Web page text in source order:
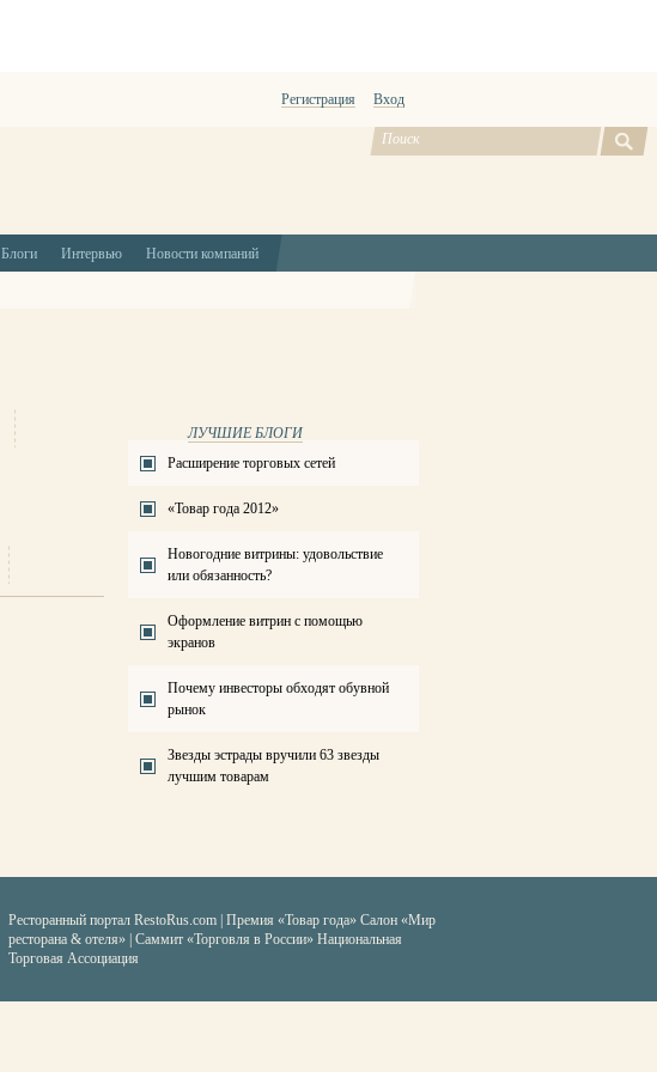
Регистрация Вход
Блоги Интервью Новости компаний
ЛУЧШИЕ БЛОГИ
Расширение торговых сетей
«Товар года 2012»
Новогодние витрины: удовольствие
или обязанность?
Оформление витрин с помощью
экранов
Почему инвесторы обходят обувной
рынок
Звезды эстрады вручили 63 звезды
лучшим товарам
Ресторанный портал RestoRus.com Премия «Товар года» Салон «Мир
ресторана & отеля» | Саммит «Торговля в России» Национальная
Торговая Ассоциация